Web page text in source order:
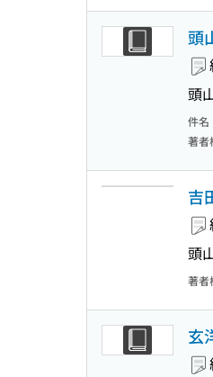
頭
頭
件名
著者
吉
頭
著者
玄